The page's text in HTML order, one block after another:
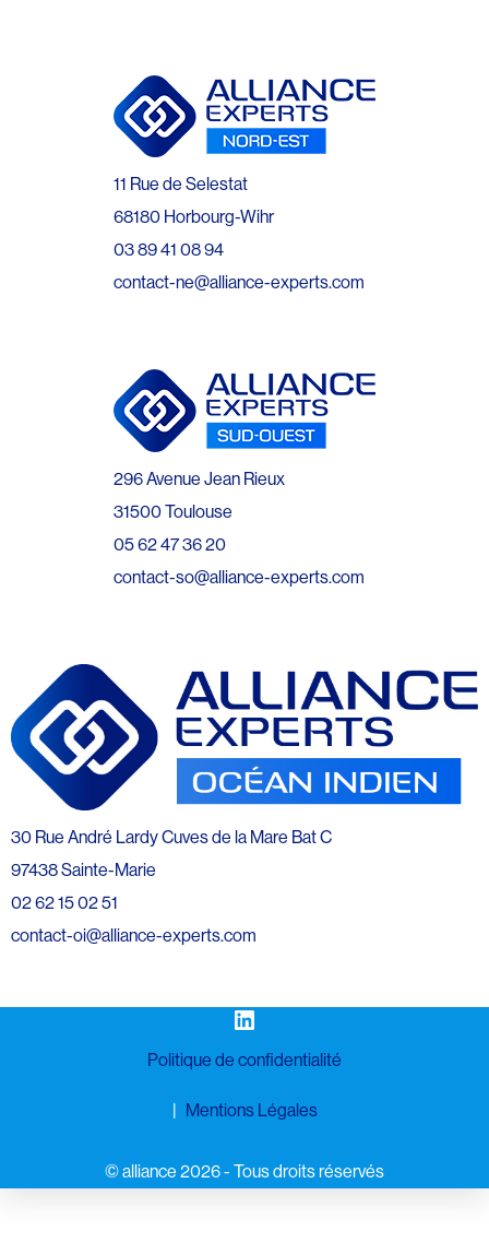
11 Rue de Selestat
68180 Horbourg-Wihr
03 89 41 08 94
contact-ne@alliance-experts.com
296 Avenue Jean Rieux
31500 Toulouse
05 62 47 36 20
contact-so@alliance-experts.com
30 Rue André Lardy Cuves de la Mare Bat C
97438 Sainte-Marie
02 62 15 02 51
contact-oi@alliance-experts.com
LinkedIn
Politique de confidentialité
Mentions Légales
©️ alliance 2026 - Tous droits réservés